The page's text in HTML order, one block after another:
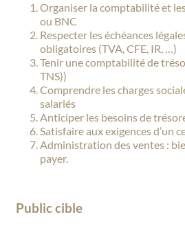
Organiser la comptabilité et
ou BNC
Respecter les échéances
obligatoires (TVA, CFE, IR, …)
Tenir une comptabilité de
TNS))
Comprendre les charges
salariés
Anticiper les besoins de
Satisfaire aux exigences d’un
Administration des ventes :
payer.
Public cible